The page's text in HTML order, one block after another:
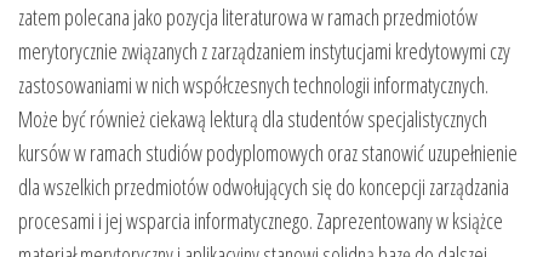
zatem polecana jako pozycja literaturowa w ramach przedmiotów
merytorycznie związanych z zarządzaniem instytucjami kredytowymi czy
zastosowaniami w nich współczesnych technologii informatycznych.
Może być również ciekawą lekturą dla studentów specjalistycznych
kursów w ramach studiów podyplomowych oraz stanowić uzupełnienie
dla wszelkich przedmiotów odwołujących się do koncepcji zarządzania
procesami i jej wsparcia informatycznego. Zaprezentowany w książce